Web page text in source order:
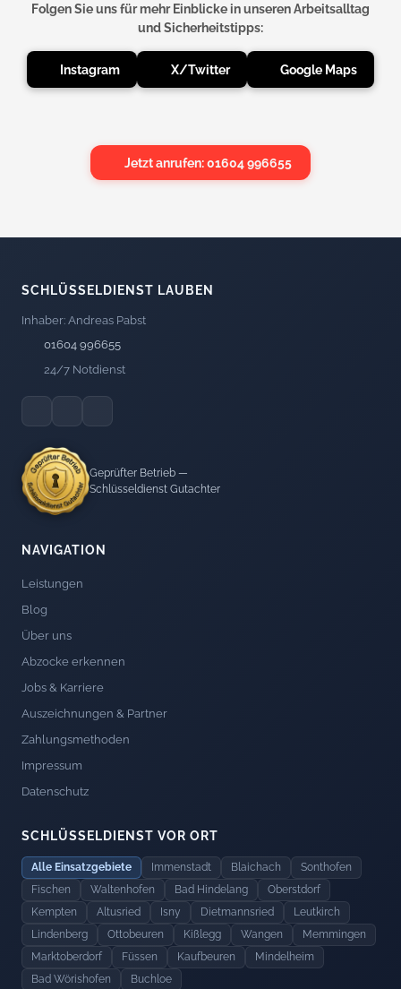
Folgen Sie uns für mehr Einblicke in unseren Arbeitsalltag
und Sicherheitstipps:
Instagram X/Twitter Google Maps
Jetzt anrufen: 01604 996655
SCHLÜSSELDIENST LAUBEN
Inhaber: Andreas Pabst
01604 996655
24/7 Notdienst
Geprüfter Betrieb —
Schlüsseldienst Gutachter
NAVIGATION
Leistungen
Blog
Über uns
Abzocke erkennen
Jobs & Karriere
Auszeichnungen & Partner
Zahlungsmethoden
Impressum
Datenschutz
SCHLÜSSELDIENST VOR ORT
Alle Einsatzgebiete Immenstadt Blaichach
Sonthofen
Fischen
Waltenhofen Bad Hindelang
Oberstdorf
Kempten
Altusried Isny Dietmannsried
Leutkirch
Lindenberg
Ottobeuren Kißlegg Wangen
Memmingen
Marktoberdorf
Füssen Kaufbeuren
Mindelheim
Bad Wörishofen
Buchloe